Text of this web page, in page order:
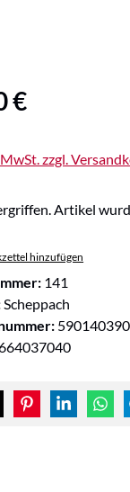
€
zzgl.
Artikel
hinzufügen
141
Scheppach